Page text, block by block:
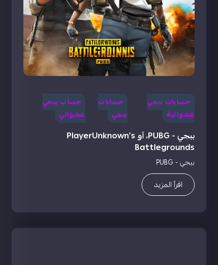
حسابات ببجي
عشوائية
حسابات
ببجي
حساب ببجي
عشوائي
ببجي - PUBG، أو PlayerUnknown’s
Battlegrounds
ببجي - PUBG
اقرأ المزيد